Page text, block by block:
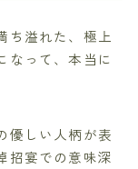
ち溢れた、極上
なって、本当に
優しい人柄が表
招宴での意味深